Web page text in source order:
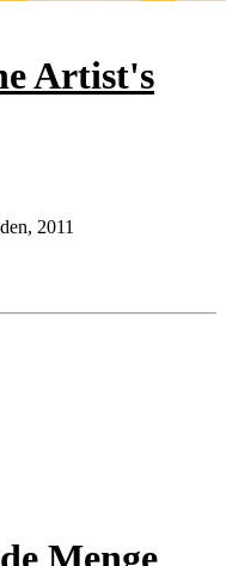
Artist's
2011